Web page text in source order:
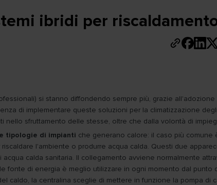
ibridi per
si stanno diffondendo sempre più, grazie
di implementare queste soluzioni per la climatizzazione
nello sfruttamento delle stesse, oltre che dalla volontà di
tipologie di impianti che generano calore: il caso più
l'ambiente o produrre acqua calda. Questi due
calda sanitaria. Il collegamento avviene normalmente
fonte di energia è meglio utilizzare in ogni momento dal
caldo, la centralina sceglie di mettere in funzione la pompa